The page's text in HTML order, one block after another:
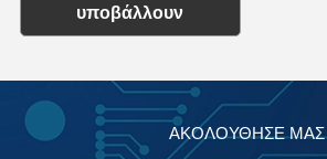
υποβάλλουν
ΑΚΟΛΟΥΘΗΣΕ ΜΑΣ